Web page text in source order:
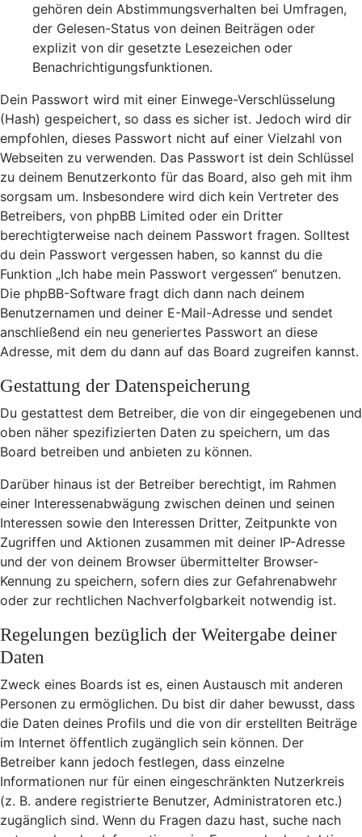
gehören dein Abstimmungsverhalten bei Umfragen,
der Gelesen-Status von deinen Beiträgen oder
explizit von dir gesetzte Lesezeichen oder
Benachrichtigungsfunktionen.
Dein Passwort wird mit einer Einwege-Verschlüsselung
(Hash) gespeichert, so dass es sicher ist. Jedoch wird dir
empfohlen, dieses Passwort nicht auf einer Vielzahl von
Webseiten zu verwenden. Das Passwort ist dein Schlüssel
zu deinem Benutzerkonto für das Board, also geh mit ihm
sorgsam um. Insbesondere wird dich kein Vertreter des
Betreibers, von phpBB Limited oder ein Dritter
berechtigterweise nach deinem Passwort fragen. Solltest
du dein Passwort vergessen haben, so kannst du die
Funktion „Ich habe mein Passwort vergessen“ benutzen.
Die phpBB-Software fragt dich dann nach deinem
Benutzernamen und deiner E-Mail-Adresse und sendet
anschließend ein neu generiertes Passwort an diese
Adresse, mit dem du dann auf das Board zugreifen kannst.
Gestattung der Datenspeicherung
Du gestattest dem Betreiber, die von dir eingegebenen und
oben näher spezifizierten Daten zu speichern, um das
Board betreiben und anbieten zu können.
Darüber hinaus ist der Betreiber berechtigt, im Rahmen
einer Interessenabwägung zwischen deinen und seinen
Interessen sowie den Interessen Dritter, Zeitpunkte von
Zugriffen und Aktionen zusammen mit deiner IP-Adresse
und der von deinem Browser übermittelter Browser-
Kennung zu speichern, sofern dies zur Gefahrenabwehr
oder zur rechtlichen Nachverfolgbarkeit notwendig ist.
Regelungen bezüglich der Weitergabe deiner
Daten
Zweck eines Boards ist es, einen Austausch mit anderen
Personen zu ermöglichen. Du bist dir daher bewusst, dass
die Daten deines Profils und die von dir erstellten Beiträge
im Internet öffentlich zugänglich sein können. Der
Betreiber kann jedoch festlegen, dass einzelne
Informationen nur für einen eingeschränkten Nutzerkreis
(z. B. andere registrierte Benutzer, Administratoren etc.)
zugänglich sind. Wenn du Fragen dazu hast, suche nach